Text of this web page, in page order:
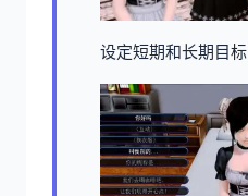
设定短期和长期目标